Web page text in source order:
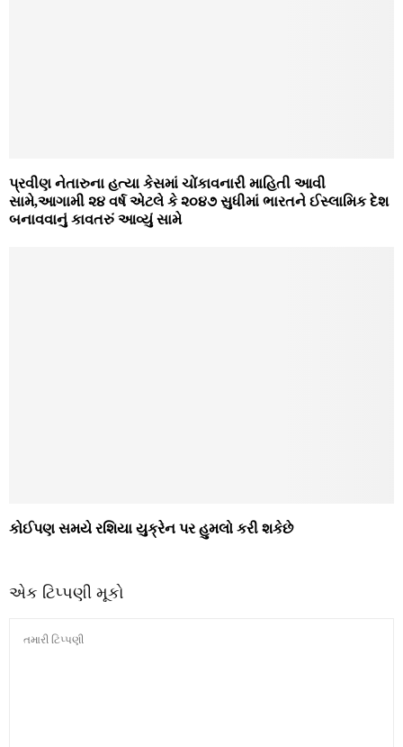
પ્રવીણ નેતારુના હત્યા કેસમાં ચોંકાવનારી માહિતી આવી
સામે,આગામી ૨૪ વર્ષ એટલે કે ૨૦૪૭ સુધીમાં ભારતને ઈસ્‍લામિક દેશ
બનાવવાનું કાવતરું આવ્યું સામે
કોઈપણ સમયે રશિયા યુક્રેન પર હુમલો કરી શકેછે
એક ટિપ્પણી મૂકો